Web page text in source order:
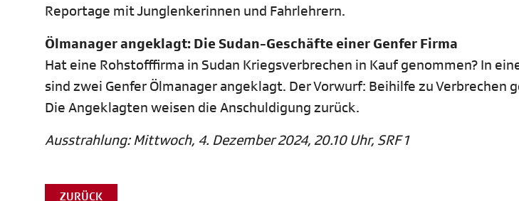
Reportage mit Junglenkerinnen und Fahrlehrern.
Ölmanager angeklagt: Die Sudan-Geschäfte einer Genfer Firma
Hat eine Rohstofffirma in Sudan Kriegsverbrechen in Kauf genommen? In
sind zwei Genfer Ölmanager angeklagt. Der Vorwurf: Beihilfe zu Verbrechen
Die Angeklagten weisen die Anschuldigung zurück.
Ausstrahlung: Mittwoch, 4. Dezember 2024, 20.10 Uhr, SRF 1
ZURÜCK